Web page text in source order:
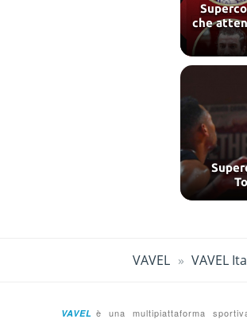
che
VAVEL VAVEL
VAVEL è una multipiattaforma